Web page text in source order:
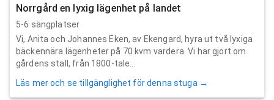
Norrgård en lyxig lägenhet på landet
5-6 sängplatser
Vi, Anita och Johannes Eken, av Ekengard, hyra ut två lyxiga
bäckennära lägenheter på 70 kvm vardera. Vi har gjort om
gårdens stall, från 1800-tale...
Läs mer och se tillgänglighet för denna stuga →